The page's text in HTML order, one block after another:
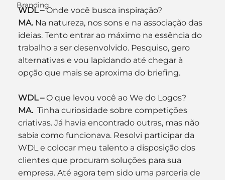
Branding
WDL – Onde você busca inspiração?
MA. Na natureza, nos sons e na associação das
ideias. Tento entrar ao máximo na essência do
trabalho a ser desenvolvido. Pesquiso, gero
alternativas e vou lapidando até chegar à
opção que mais se aproxima do briefing.
WDL – O que levou você ao We do Logos?
MA. Tinha curiosidade sobre competições
criativas. Já havia encontrado outras, mas não
sabia como funcionava. Resolvi participar da
WDL e colocar meu talento a disposição dos
clientes que procuram soluções para sua
empresa. Até agora tem sido uma parceria de